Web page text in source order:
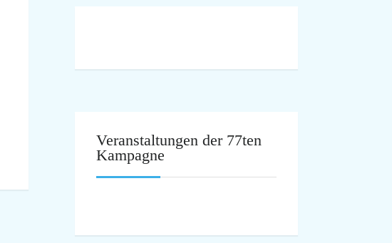
Veranstaltungen der 77ten
Kampagne